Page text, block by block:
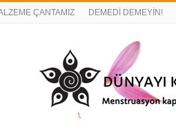
ÇANTAMIZ DEMEDİ DEMEYİN!